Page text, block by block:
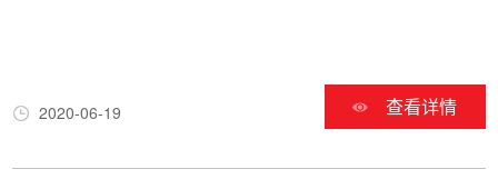
2020-06-19 查看详情